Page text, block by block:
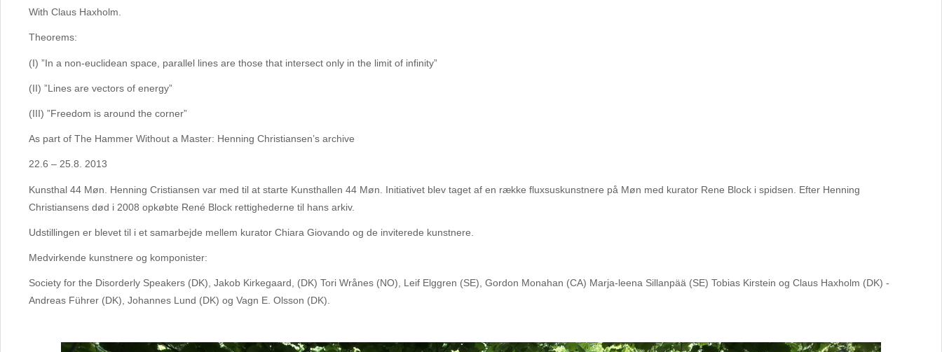
With Claus Haxholm.
Theorems:
(I) ”In a non-euclidean space, parallel lines are those that intersect only in the limit of infinity”
(II) ”Lines are vectors of energy”
(III) ”Freedom is around the corner”
As part of The Hammer Without a Master: Henning Christiansen’s archive
22.6 – 25.8. 2013
Kunsthal 44 Møn. Henning Cristiansen var med til at starte Kunsthallen 44 Møn. Initiativet blev taget af en række fluxsuskunstnere på Møn med kurator Rene Block i spidsen. Efter Henning
Christiansens død i 2008 opkøbte René Block rettighederne til hans arkiv.
Udstillingen er blevet til i et samarbejde mellem kurator Chiara Giovando og de inviterede kunstnere.
Medvirkende kunstnere og komponister:
Society for the Disorderly Speakers (DK), Jakob Kirkegaard, (DK) Tori Wrånes (NO), Leif Elggren (SE), Gordon Monahan (CA) Marja-leena Sillanpää (SE) Tobias Kirstein og Claus Haxholm (DK) -
Andreas Führer (DK), Johannes Lund (DK) og Vagn E. Olsson (DK).